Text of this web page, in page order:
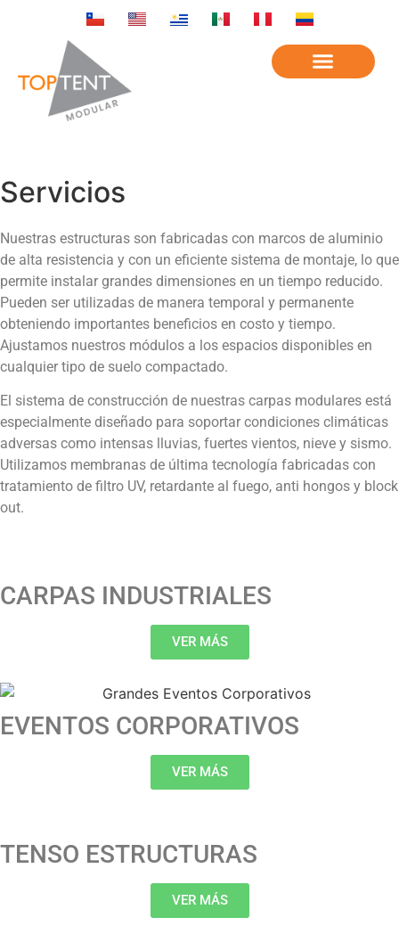
Servicios
Nuestras estructuras son fabricadas con marcos de aluminio
de alta resistencia y con un eficiente sistema de montaje, lo que
permite instalar grandes dimensiones en un tiempo reducido.
Pueden ser utilizadas de manera temporal y permanente
obteniendo importantes beneficios en costo y tiempo.
Ajustamos nuestros módulos a los espacios disponibles en
cualquier tipo de suelo compactado.
El sistema de construcción de nuestras carpas modulares está
especialmente diseñado para soportar condiciones climáticas
adversas como intensas lluvias, fuertes vientos, nieve y sismo.
Utilizamos membranas de última tecnología fabricadas con
tratamiento de filtro UV, retardante al fuego, anti hongos y block
out.
CARPAS INDUSTRIALES
VER MÁS
EVENTOS CORPORATIVOS
VER MÁS
TENSO ESTRUCTURAS
VER MÁS